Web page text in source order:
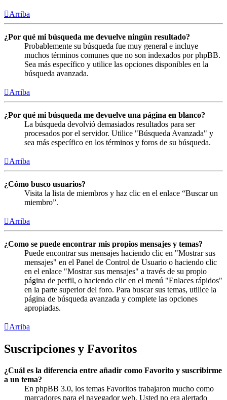
Arriba
¿Por qué mi búsqueda me devuelve ningún resultado?
Probablemente su búsqueda fue muy general e incluye
muchos términos comunes que no son indexados por phpBB.
Sea más específico y utilice las opciones disponibles en la
búsqueda avanzada.
Arriba
¿Por qué mi búsqueda me devuelve una página en blanco?
La búsqueda devolvió demasiados resultados para ser
procesados por el servidor. Utilice "Búsqueda Avanzada" y
sea más específico en los términos y foros de su búsqueda.
Arriba
¿Cómo busco usuarios?
Visita la lista de miembros y haz clic en el enlace “Buscar un
miembro”.
Arriba
¿Como se puede encontrar mis propios mensajes y temas?
Puede encontrar sus mensajes haciendo clic en "Mostrar sus
mensajes" en el Panel de Control de Usuario o haciendo clic
en el enlace "Mostrar sus mensajes" a través de su propio
página de perfil, o haciendo clic en el menú "Enlaces rápidos"
en la parte superior del foro. Para buscar sus temas, utilice la
página de búsqueda avanzada y complete las opciones
apropiadas.
Arriba
Suscripciones y Favoritos
¿Cuál es la diferencia entre añadir como Favorito y suscribirme
a un tema?
En phpBB 3.0, los temas Favoritos trabajaron mucho como
marcadores para el navegador web. Usted no era alertado